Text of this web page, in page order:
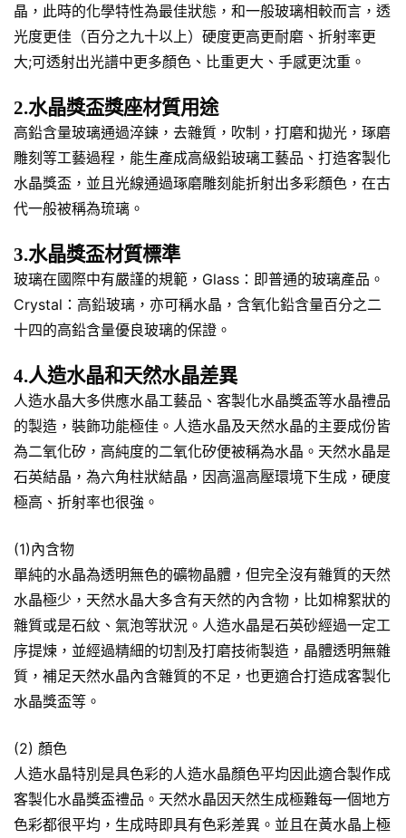
晶，此時的化學特性為最佳狀態，和一般玻璃相較而言，透
光度更佳（百分之九十以上）硬度更高更耐磨、折射率更
大;可透射出光譜中更多顏色、比重更大、手感更沈重。
2.水晶獎盃獎座材質用途
高鉛含量玻璃通過淬鍊，去雜質，吹制，打磨和拋光，琢磨
雕刻等工藝過程，能生產成高級鉛玻璃工藝品、打造客製化
水晶獎盃，並且光線通過琢磨雕刻能折射出多彩顏色，在古
代一般被稱為琉璃。
3.水晶獎盃材質標準
玻璃在國際中有嚴謹的規範，Glass：即普通的玻璃產品。
Crystal：高鉛玻璃，亦可稱水晶，含氧化鉛含量百分之二
十四的高鉛含量優良玻璃的保證。
4.人造水晶和天然水晶差異
人造水晶大多供應水晶工藝品、客製化水晶獎盃等水晶禮品
的製造，裝飾功能極佳。人造水晶及天然水晶的主要成份皆
為二氧化矽，高純度的二氧化矽便被稱為水晶。天然水晶是
石英結晶，為六角柱狀結晶，因高溫高壓環境下生成，硬度
極高、折射率也很強。
(1)內含物
單純的水晶為透明無色的礦物晶體，但完全沒有雜質的天然
水晶極少，天然水晶大多含有天然的內含物，比如棉絮狀的
雜質或是石紋、氣泡等狀況。人造水晶是石英砂經過一定工
序提煉，並經過精細的切割及打磨技術製造，晶體透明無雜
質，補足天然水晶內含雜質的不足，也更適合打造成客製化
水晶獎盃等。
(2) 顏色
人造水晶特別是具色彩的人造水晶顏色平均因此適合製作成
客製化水晶獎盃禮品。天然水晶因天然生成極難每一個地方
色彩都很平均，生成時即具有色彩差異。並且在黃水晶上極